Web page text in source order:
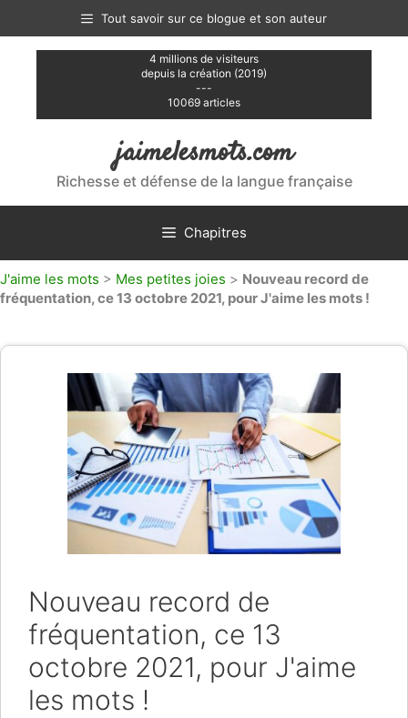
contenu
Tout savoir sur ce blogue et son auteur
4 millions de visiteurs
depuis la création (2019)
---
10069 articles
jaimelesmots.com
Richesse et défense de la langue française
Chapitres
J'aime les mots > Mes petites joies > Nouveau record de
fréquentation, ce 13 octobre 2021, pour J'aime les mots !
Nouveau record de
fréquentation, ce 13
octobre 2021, pour J'aime
les mots !